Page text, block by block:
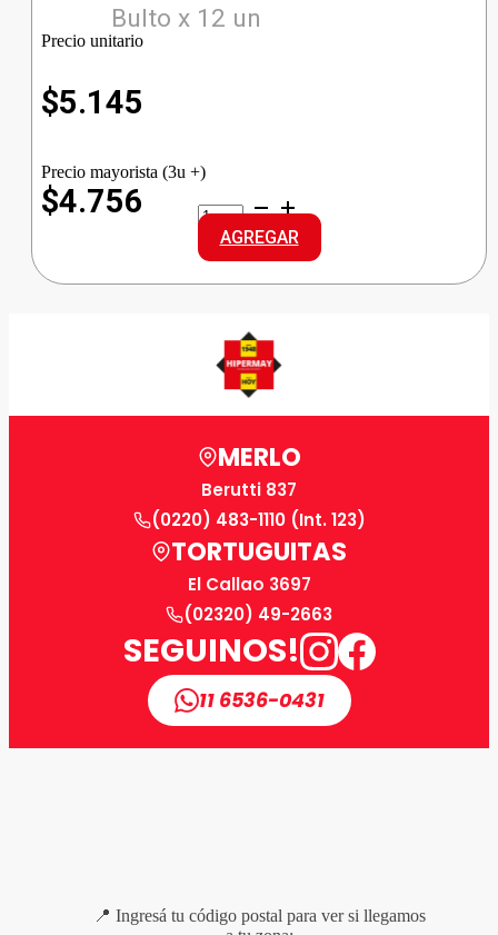
Bulto x 12 un
Precio unitario
$5.145
Precio mayorista (3u +)
$4.756
OMBU
CANA
Grd
cantidad
AGREGAR
MERLO
Berutti 837
(0220) 483-1110 (Int. 123)
TORTUGUITAS
El Callao 3697
(02320) 49-2663
SEGUINOS!
11 6536-0431
📍 Ingresá tu código postal para ver si llegamos